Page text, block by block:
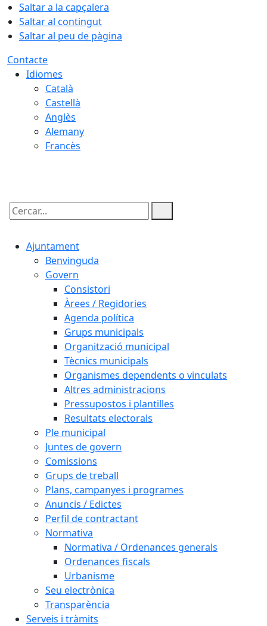
Saltar a la capçalera
Saltar al contingut
Saltar al peu de pàgina
Contacte
Idiomes
Català
Castellà
Anglès
Alemany
Francès
Cercar:
Ajuntament
Benvinguda
Govern
Consistori
Àrees / Regidories
Agenda política
Grups municipals
Organització municipal
Tècnics municipals
Organismes dependents o vinculats
Altres administracions
Pressupostos i plantilles
Resultats electorals
Ple municipal
Juntes de govern
Comissions
Grups de treball
Plans, campanyes i programes
Anuncis / Edictes
Perfil de contractant
Normativa
Normativa / Ordenances generals
Ordenances fiscals
Urbanisme
Seu electrònica
Transparència
Serveis i tràmits